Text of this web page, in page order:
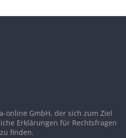
online GmbH, der sich zum Ziel
Erklärungen für Rechtsfragen
finden.